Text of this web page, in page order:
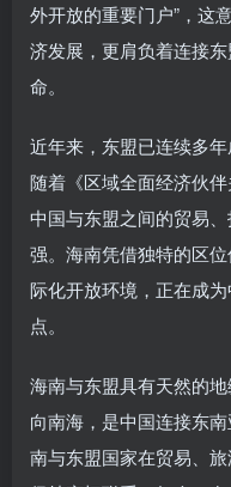
外开放的重要门户”，这
济发展，更肩负着连接
命。
近年来，东盟已连续多年
随着《区域全面经济伙
中国与东盟之间的贸易
强。海南凭借独特的区
际化开放环境，正在成
点。
海南与东盟具有天然的
向南海，是中国连接东
南与东盟国家在贸易、